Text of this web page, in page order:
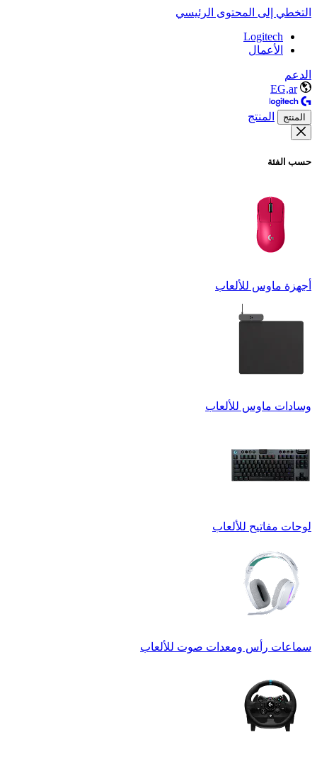
التخطي إلى المحتوى الرئيسي
Logitech
الأعمال
الدعم
EG,ar
المنتج المنتج
حسب الفئة
أجهزة ماوس للألعاب
وسادات ماوس للألعاب
لوحات مفاتيح للألعاب
سماعات رأس ومعدات صوت للألعاب